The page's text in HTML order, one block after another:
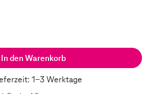
In den Warenkorb
1-3 Werktage